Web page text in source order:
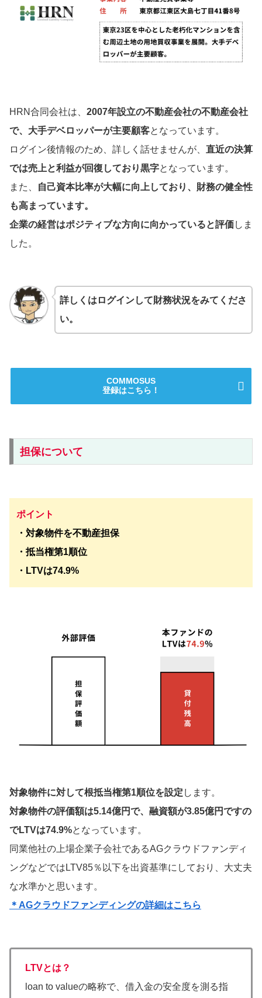
HRN合同会社は、 2007年設立の不動産会社の不動産会社
で、大手デベロッパーが主要顧客となっています。
ログイン後情報のため、詳しく話せませんが、 直近の決算
では売上と利益が回復しており黒字となっています。
また、
自己資本比率が大幅に向上しており、財務の健全性
も高まっています。
企業の経営はポジティブな方向に向かっていると評価しま
した。
詳しくはログインして財務状況をみてくださ
い。
COMMOSUS
登録はこちら！
担保について
ポイント
・対象物件を不動産担保
・抵当権第1順位
・LTVは74.9%
対象物件に対して根抵当権第1順位を設定 します。
対象物件の評価額は5.14億円で、融資額が3.85億円ですの
でLTVは74.9%となっています。
同業他社の上場企業子会社であるAGクラウドファンディ
ングなどではLTV85％以下を出資基準にしており、大丈夫
な水準かと思います。
＊AGクラウドファンディングの詳細はこちら
LTVとは？
loan to valueの略称で、借入金の安全度を測る指